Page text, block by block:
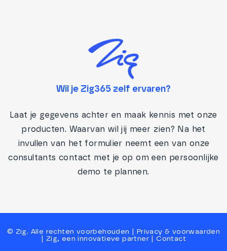
Wil je Zig365 zelf ervaren?
Laat je gegevens achter en maak kennis met onze
producten. Waarvan wil jij meer zien? Na het
invullen van het formulier neemt een van onze
consultants contact met je op om een persoonlijke
demo te plannen.
© Zig. Alle rechten voorbehouden | Privacy & voorwaarden
Zig, een innovatieve partner |Contact